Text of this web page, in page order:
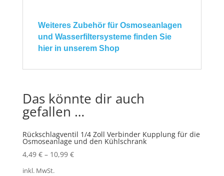
Weiteres Zubehör für Osmoseanlagen
und Wasserfiltersysteme finden Sie
hier in unserem Shop
Das könnte dir auch
gefallen …
Rückschlagventil 1/4 Zoll Verbinder Kupplung für die
Osmoseanlage und den Kühlschrank
4,49 €– 10,99 €
inkl. MwSt.